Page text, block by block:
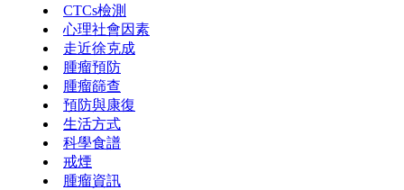
CTCs檢測
心理社會因素
走近徐克成
腫瘤預防
腫瘤篩查
預防與康復
生活方式
科學食譜
戒煙
腫瘤資訊